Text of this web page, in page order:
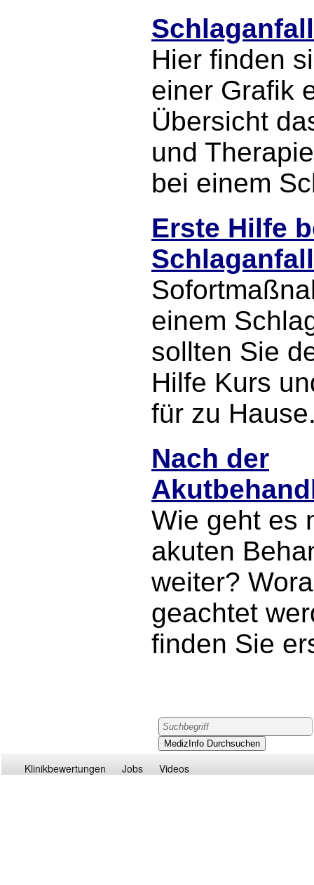
Hier finden
einer Grafik
Übersicht
und
bei einem
Erste Hilfe
Schlaganfall
einem
sollten Sie
Hilfe Kurs
für zu
Nach der
Wie geht es
akuten
weiter?
geachtet
finden Sie
Klinikbewertungen Jobs Videos